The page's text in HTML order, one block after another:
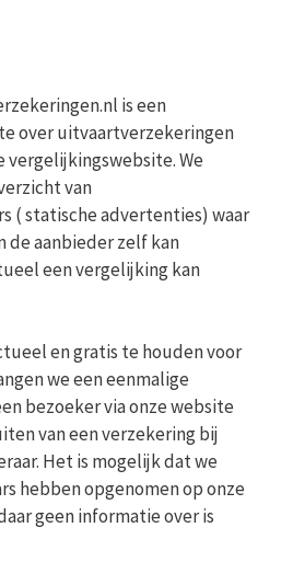
is een
over uitvaartverzekeringen
vergelijkingswebsite. We
van
( statische advertenties) waar
de aanbieder zelf kan
een vergelijking kan
en gratis te houden voor
we een eenmalige
bezoeker via onze website
van een verzekering bij
Het is mogelijk dat we
hebben opgenomen op onze
geen informatie over is